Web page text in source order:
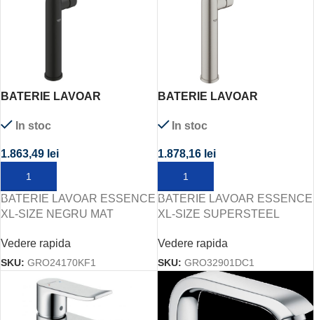
BATERIE LAVOAR
MATIn stoc
1.863,49 lei
ADAUGĂ ÎN COȘ
BATERIE LAVOAR ESSENCE
XL-SIZE NEGRU MAT
Vedere rapida
SKU: GRO24170KF1
BATERIE LAVOAR
SUPERSTEEL
In stoc
1.878,16 lei
ADAUGĂ ÎN COȘ
BATERIE LAVOAR ESSENCE
XL-SIZE SUPERSTEEL
Vedere rapida
SKU: GRO32901DC1